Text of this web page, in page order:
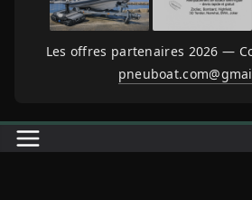
Les offres partenaires 2026 —